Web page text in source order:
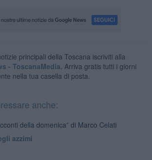
principali della Toscana iscriviti alla
- ToscanaMedia. Arriva gratis tutti i giorni
nella tua casella di posta.
anche:
della domenica” di Marco Celati
azzimi